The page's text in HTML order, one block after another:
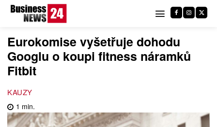
Eurokomise vyšetřuje dohodu
Googlu o koupi fitness náramků
Fitbit
KAUZY
1 min.